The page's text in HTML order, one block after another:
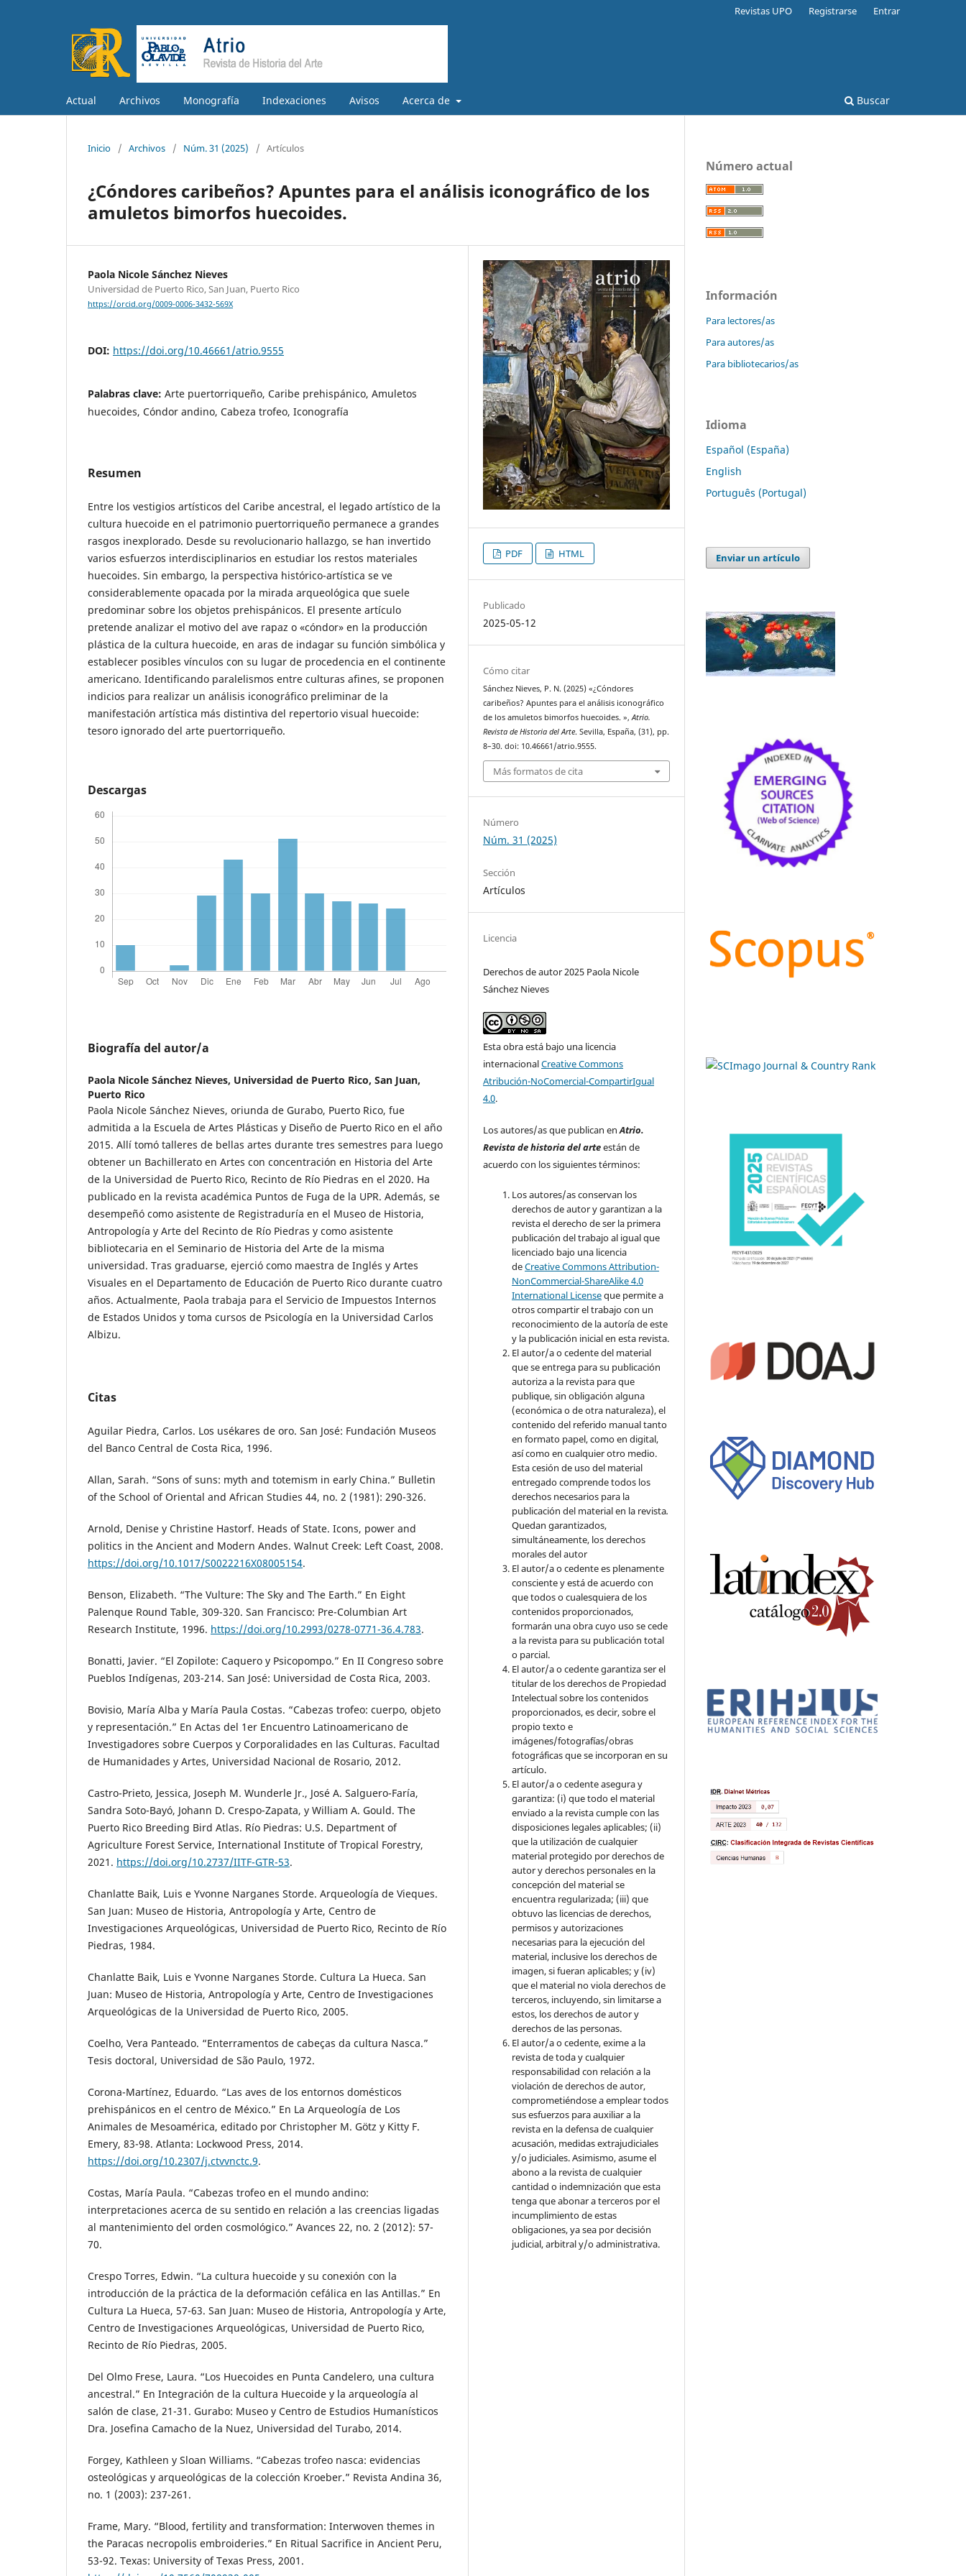
Actual Archivos Monografía Indexaciones Avisos Acerca de Buscar
Revistas UPO Registrarse Entrar
Inicio / Archivos / Núm. 31 (2025) / Artículos
¿Cóndores caribeños? Apuntes para el análisis iconográfico de los
amuletos bimorfos huecoides.
Paola Nicole Sánchez Nieves
Universidad de Puerto Rico, San Juan, Puerto Rico
https://orcid.org/0009-0006-3432-569X
DOI: https://doi.org/10.46661/atrio.9555
Palabras clave: Arte puertorriqueño, Caribe prehispánico, Amuletos
huecoides, Cóndor andino, Cabeza trofeo, Iconografía
Resumen
Entre los vestigios artísticos del Caribe ancestral, el legado artístico de la
cultura huecoide en el patrimonio puertorriqueño permanece a grandes
rasgos inexplorado. Desde su revolucionario hallazgo, se han invertido
varios esfuerzos interdisciplinarios en estudiar los restos materiales
huecoides. Sin embargo, la perspectiva histórico-artística se ve
considerablemente opacada por la mirada arqueológica que suele
predominar sobre los objetos prehispánicos. El presente artículo
pretende analizar el motivo del ave rapaz o «cóndor» en la producción
plástica de la cultura huecoide, en aras de indagar su función simbólica y
establecer posibles vínculos con su lugar de procedencia en el continente
americano. Identificando paralelismos entre culturas afines, se proponen
indicios para realizar un análisis iconográfico preliminar de la
manifestación artística más distintiva del repertorio visual huecoide:
tesoro ignorado del arte puertorriqueño.
Descargas
Biografía del autor/a
Paola Nicole Sánchez Nieves, Universidad de Puerto Rico, San Juan,
Puerto Rico
Paola Nicole Sánchez Nieves, oriunda de Gurabo, Puerto Rico, fue
admitida a la Escuela de Artes Plásticas y Diseño de Puerto Rico en el año
2015. Allí tomó talleres de bellas artes durante tres semestres para luego
obtener un Bachillerato en Artes con concentración en Historia del Arte
de la Universidad de Puerto Rico, Recinto de Río Piedras en el 2020. Ha
publicado en la revista académica Puntos de Fuga de la UPR. Además, se
desempeñó como asistente de Registraduría en el Museo de Historia,
Antropología y Arte del Recinto de Río Piedras y como asistente
bibliotecaria en el Seminario de Historia del Arte de la misma
universidad. Tras graduarse, ejerció como maestra de Inglés y Artes
Visuales en el Departamento de Educación de Puerto Rico durante cuatro
años. Actualmente, Paola trabaja para el Servicio de Impuestos Internos
de Estados Unidos y toma cursos de Psicología en la Universidad Carlos
Albizu.
Citas
Aguilar Piedra, Carlos. Los usékares de oro. San José: Fundación Museos
del Banco Central de Costa Rica, 1996.
Allan, Sarah. “Sons of suns: myth and totemism in early China.” Bulletin
of the School of Oriental and African Studies 44, no. 2 (1981): 290-326.
Arnold, Denise y Christine Hastorf. Heads of State. Icons, power and
politics in the Ancient and Modern Andes. Walnut Creek: Left Coast, 2008.
https://doi.org/10.1017/S0022216X08005154.
Benson, Elizabeth. “The Vulture: The Sky and The Earth.” En Eight
Palenque Round Table, 309-320. San Francisco: Pre-Columbian Art
Research Institute, 1996. https://doi.org/10.2993/0278-0771-36.4.783.
Bonatti, Javier. “El Zopilote: Caquero y Psicopompo.” En II Congreso sobre
Pueblos Indígenas, 203-214. San José: Universidad de Costa Rica, 2003.
Bovisio, María Alba y María Paula Costas. “Cabezas trofeo: cuerpo, objeto
y representación.” En Actas del 1er Encuentro Latinoamericano de
Investigadores sobre Cuerpos y Corporalidades en las Culturas. Facultad
de Humanidades y Artes, Universidad Nacional de Rosario, 2012.
Castro-Prieto, Jessica, Joseph M. Wunderle Jr., José A. Salguero-Faría,
Sandra Soto-Bayó, Johann D. Crespo-Zapata, y William A. Gould. The
Puerto Rico Breeding Bird Atlas. Río Piedras: U.S. Department of
Agriculture Forest Service, International Institute of Tropical Forestry,
2021. https://doi.org/10.2737/IITF-GTR-53.
Chanlatte Baik, Luis e Yvonne Narganes Storde. Arqueología de Vieques.
San Juan: Museo de Historia, Antropología y Arte, Centro de
Investigaciones Arqueológicas, Universidad de Puerto Rico, Recinto de Río
Piedras, 1984.
Chanlatte Baik, Luis e Yvonne Narganes Storde. Cultura La Hueca. San
Juan: Museo de Historia, Antropología y Arte, Centro de Investigaciones
Arqueológicas de la Universidad de Puerto Rico, 2005.
Coelho, Vera Panteado. “Enterramentos de cabeças da cultura Nasca.”
Tesis doctoral, Universidad de São Paulo, 1972.
Corona-Martínez, Eduardo. “Las aves de los entornos domésticos
prehispánicos en el centro de México.” En La Arqueología de Los
Animales de Mesoamérica, editado por Christopher M. Götz y Kitty F.
Emery, 83-98. Atlanta: Lockwood Press, 2014.
https://doi.org/10.2307/j.ctvvnctc.9.
Costas, María Paula. “Cabezas trofeo en el mundo andino:
interpretaciones acerca de su sentido en relación a las creencias ligadas
al mantenimiento del orden cosmológico.” Avances 22, no. 2 (2012): 57-
70.
Crespo Torres, Edwin. “La cultura huecoide y su conexión con la
introducción de la práctica de la deformación cefálica en las Antillas.” En
Cultura La Hueca, 57-63. San Juan: Museo de Historia, Antropología y Arte,
Centro de Investigaciones Arqueológicas, Universidad de Puerto Rico,
Recinto de Río Piedras, 2005.
Del Olmo Frese, Laura. “Los Huecoides en Punta Candelero, una cultura
ancestral.” En Integración de la cultura Huecoide y la arqueología al
salón de clase, 21-31. Gurabo: Museo y Centro de Estudios Humanísticos
Dra. Josefina Camacho de la Nuez, Universidad del Turabo, 2014.
Forgey, Kathleen y Sloan Williams. “Cabezas trofeo nasca: evidencias
osteológicas y arqueológicas de la colección Kroeber.” Revista Andina 36,
no. 1 (2003): 237-261.
Frame, Mary. “Blood, fertility and transformation: Interwoven themes in
the Paracas necropolis embroideries.” En Ritual Sacrifice in Ancient Peru,
53-92. Texas: University of Texas Press, 2001.
PDF HTML
Publicado
2025-05-12
Cómo citar
Sánchez Nieves, P. N. (2025) «¿Cóndores
caribeños? Apuntes para el análisis iconográfico
de los amuletos bimorfos huecoides. »,Atrio.
Revista de Historia del Arte. Sevilla, España, (31), pp.
8–30. doi: 10.46661/atrio.9555.
Más formatos de cita
Número
Núm. 31 (2025)
Sección
Artículos
Licencia
Derechos de autor 2025 Paola Nicole
Sánchez Nieves
Esta obra está bajo una licencia
internacionalCreative Commons
Atribución-NoComercial-CompartirIgual
4.0.
Los autores/as que publican enAtrio.
Revista de historia del arteestán de
acuerdo con los siguientes términos:
Los autores/as conservan los
derechos de autor y garantizan a la
revista el derecho de ser la primera
publicación del trabajo al igual que
licenciado bajo una licencia
deCreative Commons Attribution-
NonCommercial-ShareAlike 4.0
International Licenseque permite a
otros compartir el trabajo con un
reconocimiento de la autoría de este
y la publicación inicial en esta revista.
El autor/a o cedente del material
que se entrega para su publicación
autoriza a la revista para que
publique, sin obligación alguna
(económica o de otra naturaleza), el
contenido del referido manual tanto
en formato papel, como en digital,
así como en cualquier otro medio.
Esta cesión de uso del material
entregado comprende todos los
derechos necesarios para la
publicación del material en la revista.
Quedan garantizados,
simultáneamente, los derechos
morales del autor
El autor/a o cedente es plenamente
consciente y está de acuerdo con
que todos o cualesquiera de los
contenidos proporcionados,
formarán una obra cuyo uso se cede
a la revista para su publicación total
o parcial.
El autor/a o cedente garantiza ser el
titular de los derechos de Propiedad
Intelectual sobre los contenidos
proporcionados, es decir, sobre el
propio texto e
imágenes/fotografías/obras
fotográficas que se incorporan en su
artículo.
El autor/a o cedente asegura y
garantiza: (i) que todo el material
enviado a la revista cumple con las
disposiciones legales aplicables; (ii)
que la utilización de cualquier
material protegido por derechos de
autor y derechos personales en la
concepción del material se
encuentra regularizada; (iii) que
obtuvo las licencias de derechos,
permisos y autorizaciones
necesarias para la ejecución del
material, inclusive los derechos de
imagen, si fueran aplicables; y (iv)
que el material no viola derechos de
terceros, incluyendo, sin limitarse a
estos, los derechos de autor y
derechos de las personas.
El autor/a o cedente, exime a la
revista de toda y cualquier
responsabilidad con relación a la
violación de derechos de autor,
comprometiéndose a emplear todos
sus esfuerzos para auxiliar a la
revista en la defensa de cualquier
acusación, medidas extrajudiciales
y/o judiciales. Asimismo, asume el
abono a la revista de cualquier
cantidad o indemnización que esta
tenga que abonar a terceros por el
incumplimiento de estas
obligaciones, ya sea por decisión
judicial, arbitral y/o administrativa.
Número actual
Información
Para lectores/as
Para autores/as
Para bibliotecarios/as
Idioma
Español (España)
English
Português (Portugal)
Enviar un artículo